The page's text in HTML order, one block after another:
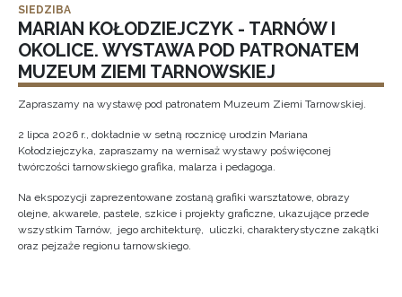
SIEDZIBA
MARIAN KOŁODZIEJCZYK - TARNÓW I
OKOLICE. WYSTAWA POD PATRONATEM
MUZEUM ZIEMI TARNOWSKIEJ
Zapraszamy na wystawę pod patronatem Muzeum Ziemi Tarnowskiej.
2 lipca 2026 r., dokładnie w setną rocznicę urodzin Mariana
Kołodziejczyka, zapraszamy na wernisaż wystawy poświęconej
twórczości tarnowskiego grafika, malarza i pedagoga.
Na ekspozycji zaprezentowane zostaną grafiki warsztatowe, obrazy
olejne, akwarele, pastele, szkice i projekty graficzne, ukazujące przede
wszystkim Tarnów, jego architekturę, uliczki, charakterystyczne zakątki
oraz pejzaże regionu tarnowskiego.